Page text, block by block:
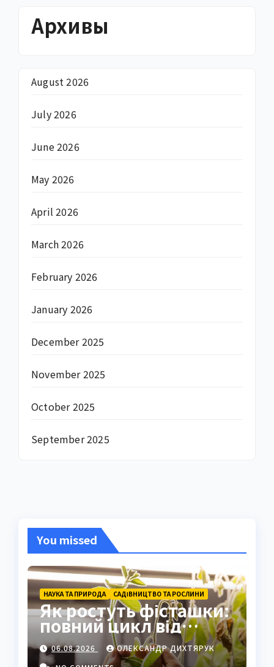
Архивы
August 2026
July 2026
June 2026
May 2026
April 2026
March 2026
February 2026
January 2026
December 2025
November 2025
October 2025
September 2025
You missed
НАУКА ТА ПРИРОДА САДІВНИЦТВО ТА РОСЛИНИ
Як ростуть фісташки:
повний цикл від
насіння до стиглого
горіха
06.08.2026
ОЛЕКСАНДР ДИХТЯРУК